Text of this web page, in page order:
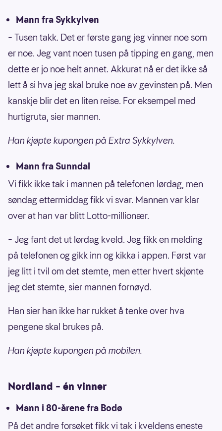
Mann fra Sykkylven
– Tusen takk. Det er første gang jeg vinner noe som
er noe. Jeg vant noen tusen på tipping en gang, men
dette er jo noe helt annet. Akkurat nå er det ikke så
lett å si hva jeg skal bruke noe av gevinsten på. Men
kanskje blir det en liten reise. For eksempel med
hurtigruta, sier mannen.
Han kjøpte kupongen på Extra Sykkylven.
Mann fra Sunndal
Vi fikk ikke tak i mannen på telefonen lørdag, men
søndag ettermiddag fikk vi svar. Mannen var klar
over at han var blitt Lotto-millionær.
– Jeg fant det ut lørdag kveld. Jeg fikk en melding
på telefonen og gikk inn og kikka i appen. Først var
jeg litt i tvil om det stemte, men etter hvert skjønte
jeg det stemte, sier mannen fornøyd.
Han sier han ikke har rukket å tenke over hva
pengene skal brukes på.
Han kjøpte kupongen på mobilen.
Nordland – én vinner
Mann i 80-årene fra Bodø
På det andre forsøket fikk vi tak i kveldens eneste